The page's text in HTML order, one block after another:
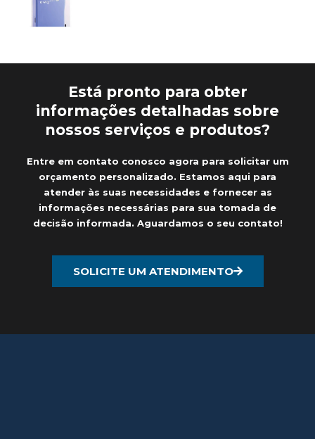
Está pronto para obter
informações detalhadas sobre
nossos serviços e produtos?
Entre em contato conosco agora para solicitar um
orçamento personalizado. Estamos aqui para
atender às suas necessidades e fornecer as
informações necessárias para sua tomada de
decisão informada. Aguardamos o seu contato!
SOLICITE UM ATENDIMENTO